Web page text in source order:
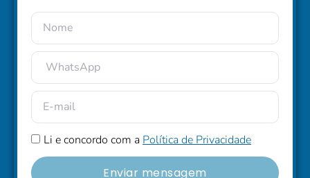
Li e concordo com a Política de Privacidade
Enviar mensagem